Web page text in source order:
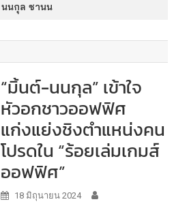
นกุล ชานน
“มิ้นต์-นนกุล” เข้าใจ
หัวอกชาวออฟฟิศ
แก่งแย่งชิงตำแหน่งคน
โปรดใน “ร้อยเล่มเกมส์
ออฟฟิศ”
18 มิถุนายน 2024